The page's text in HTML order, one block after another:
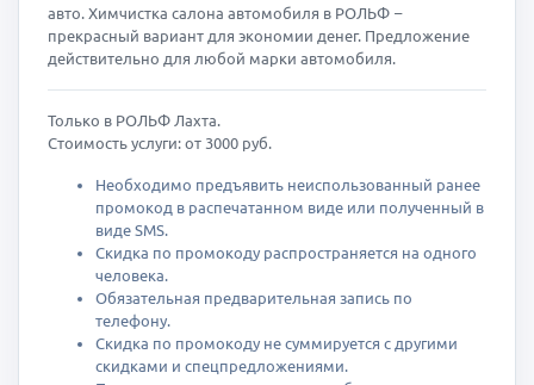
авто. Химчистка салона автомобиля в РОЛЬФ –
прекрасный вариант для экономии денег. Предложение
действительно для любой марки автомобиля.
Только в РОЛЬФ Лахта.
Стоимость услуги: от 3000 руб.
Необходимо предъявить неиспользованный ранее
промокод в распечатанном виде или полученный в
виде SMS.
Скидка по промокоду распространяется на одного
человека.
Обязательная предварительная запись по
телефону.
Скидка по промокоду не суммируется с другими
скидками и спецпредложениями.